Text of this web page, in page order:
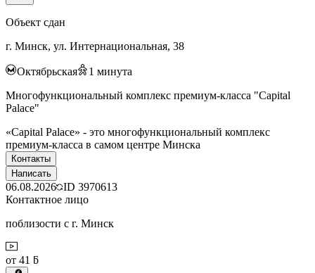
Объект сдан
г. Минск, ул. Интернациональная, 38
Октябрьская 1 минута
Многофункциональный комплекс премиум-класса "Capital
Palace"
«Capital Palace» - это многофункциональный комплекс
премиум-класса в самом центре Минска
Контакты
Написать
06.08.2026 ID 3970613
Контактное лицо
поблизости с г. Минск
от 41 ƃ